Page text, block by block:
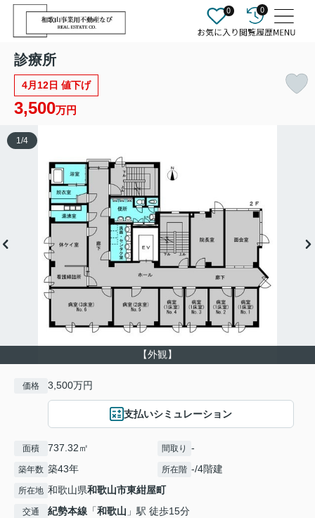
0 0
診療所
4月12日 値下げ
3,500万円
【外観】
1 /4
価格 3,500万円
支払いシミュレーション
面積 737.32㎡ 間取り -
築年数 築43年 所在階 -/4階建
所在地 和歌山県和歌山市東紺屋町
交通 紀勢本線 「和歌山 」駅 徒歩15分